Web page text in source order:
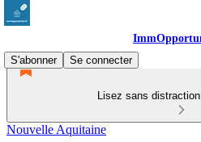
S'abonner
Se connecter
Lisez sans
Nouvelle Aquitaine